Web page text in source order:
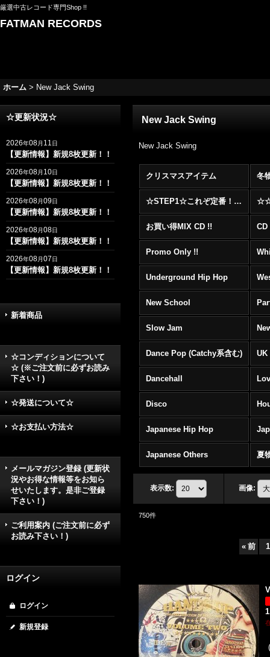
厳選中古レコード専門Shop !!
FATMAN RECORDS
ホーム > New Jack Swing
☆更新状況☆
2026年08月 11日
【更新情報】新規8枚更新！！
2026年08月 10日
【更新情報】新規8枚更新！！
2026年08月09日
【更新情報】新規8枚更新！！
2026年08月08日
【更新情報】新規8枚更新！！
2026年08月07日
【更新情報】新規8枚更新！！
新着商品
☆コンディションについて
☆ (※ご注文前に必ずお読み
下さい！)
☆発送について☆
☆お支払い方法☆
メールマガジン登録 (更新状
況やお得な情報等をお知ら
せいたします。是非ご登録
下さい！)
ご利用案内 (ご注文前に必ず
お読み下さい！)
ログイン
ログイン
新規登録
New Jack Swing
New Jack Swing
クリスマスアイテム 冬
☆STEP1☆これぞ定番！！まずはここから！2000年代R&BフロアヒットBest 100 !!!
お買い得MIX CD !!
Promo Only !!
Underground Hip Hop
New School
Slow Jam
Dance Pop (Catchy系含む) UK
Dancehall
Disco
Japanese Hip Hop
Japanese Others 夏
表示数: 画像:
750件
« 前 1